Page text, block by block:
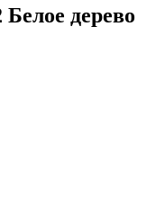
дерево